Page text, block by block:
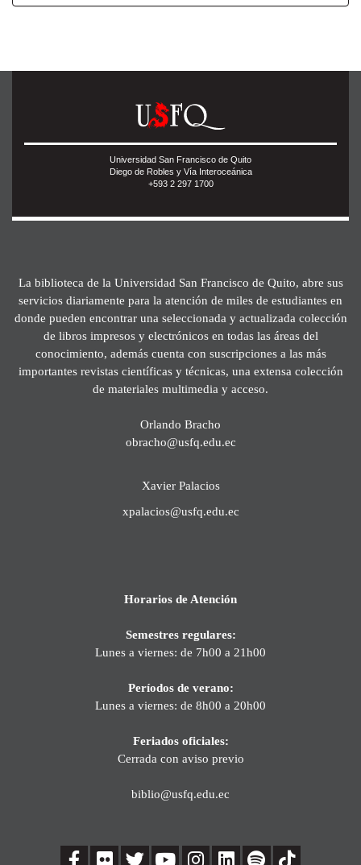
Universidad San Francisco de Quito
Diego de Robles y Vía Interoceánica
+593 2 297 1700
La biblioteca de la Universidad San Francisco de Quito, abre sus
servicios diariamente para la atención de miles de estudiantes en
donde pueden encontrar una seleccionada y actualizada colección
de libros impresos y electrónicos en todas las áreas del
conocimiento, además cuenta con suscripciones a las más
importantes revistas científicas y técnicas, una extensa colección
de materiales multimedia y acceso.
Orlando Bracho
obracho@usfq.edu.ec
Xavier Palacios
xpalacios@usfq.edu.ec
Horarios de Atención
Semestres regulares:
Lunes a viernes: de 7h00 a 21h00
Períodos de verano:
Lunes a viernes: de 8h00 a 20h00
Feriados oficiales:
Cerrada con aviso previo
biblio@usfq.edu.ec